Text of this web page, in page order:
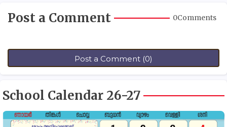
Post a Comment 0Comments
Post a Comment (0)
School Calendar 26-27